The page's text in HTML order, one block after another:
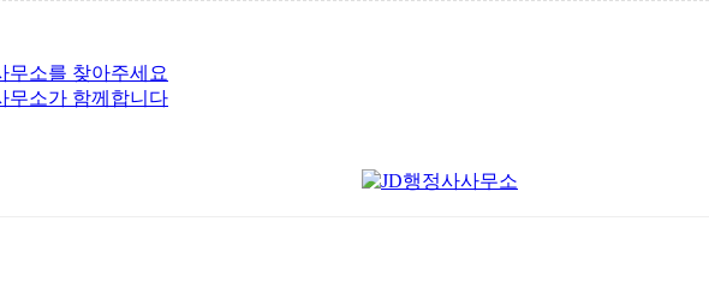
무소를 찾아주세요
무소가 함께합니다